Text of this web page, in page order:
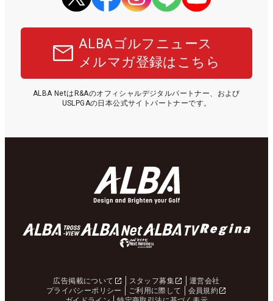
ALBAゴルフニュース
メルマガ登録はこちら
ALBA NetはR&Aのオフィシャルデジタルパートナー、および
USLPGAの日本公式サイトパートナーです。
広告掲載について スタッフ募集
運営会社
プライバシーポリシー
ご利用に際して
会員規約